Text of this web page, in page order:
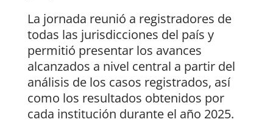
La jornada reunió a registradores de
todas las jurisdicciones del país y
permitió presentar los avances
alcanzados a nivel central a partir del
análisis de los casos registrados, así
como los resultados obtenidos por
cada institución durante el año 2025.